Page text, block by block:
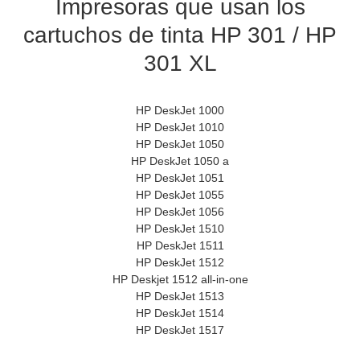
Impresoras que usan los
cartuchos de tinta HP 301 / HP
301 XL
HP DeskJet 1000
HP DeskJet 1010
HP DeskJet 1050
HP DeskJet 1050 a
HP DeskJet 1051
HP DeskJet 1055
HP DeskJet 1056
HP DeskJet 1510
HP DeskJet 1511
HP DeskJet 1512
HP Deskjet 1512 all-in-one
HP DeskJet 1513
HP DeskJet 1514
HP DeskJet 1517